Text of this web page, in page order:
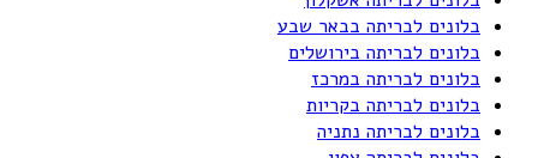
בלונים לבריתה בבאר שבע
בלונים לבריתה בירושלים
בלונים לבריתה במרכז
בלונים לבריתה בקריות
בלונים לבריתה נתניה